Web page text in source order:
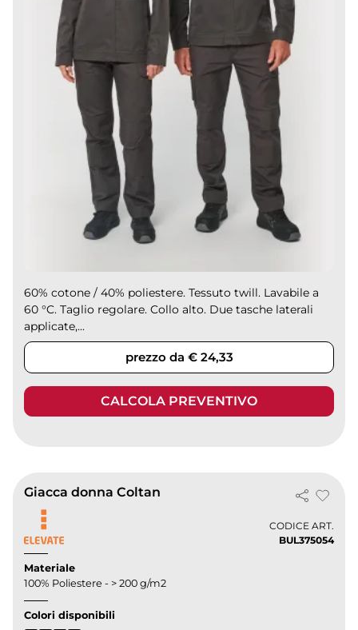
60% cotone / 40% poliestere. Tessuto twill. Lavabile a
60 °C. Taglio regolare. Collo alto. Due tasche laterali
applicate,...
prezzo da € 24,33
CALCOLA PREVENTIVO
Giacca donna Coltan
CODICE ART.
BUL375054
Materiale
100% Poliestere - > 200 g/m2
Colori disponibili